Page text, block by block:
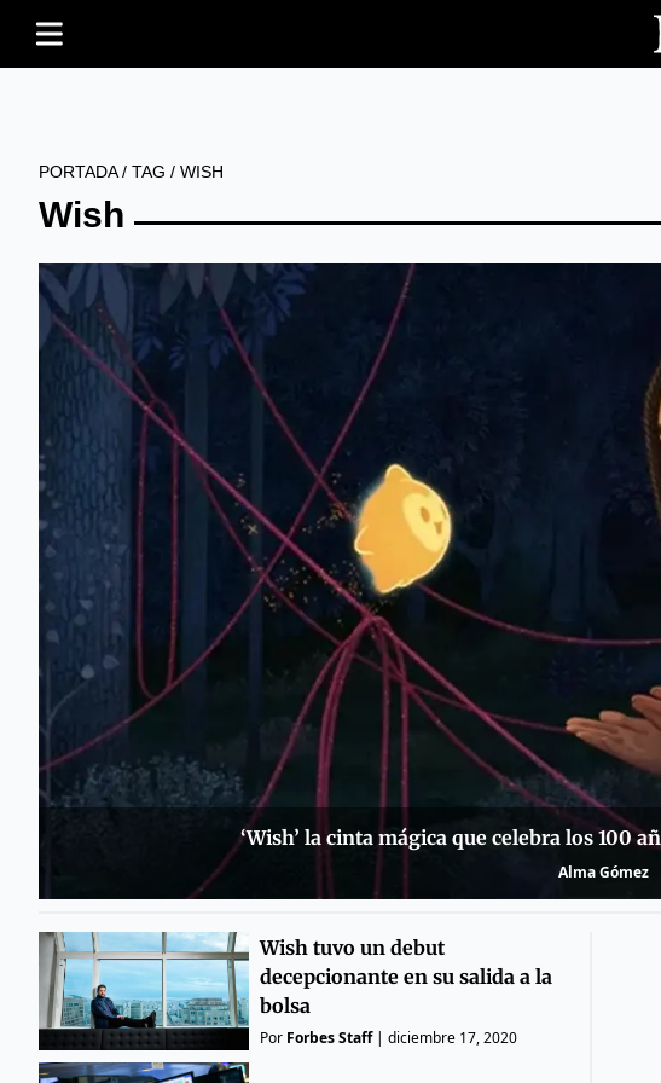
PORTADA/ TAG / WISH
Wish
‘Wish’ la cinta mágica que celebra los 100
Alma Gómez
Wish tuvo un debut
decepcionante en su salida a la
bolsa
Por Forbes Staff| diciembre 17, 2020